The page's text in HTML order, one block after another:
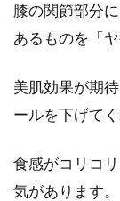
膝の関節部分
あるものを「
美肌効果が期
ールを下げて
食感がコリコ
気があります。